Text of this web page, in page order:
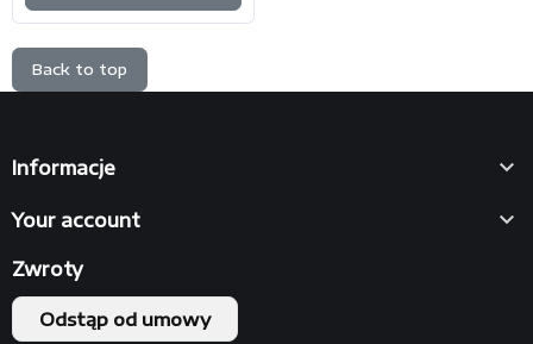
Back to top
Informacje 
Your account 
Zwroty
Odstąp od umowy